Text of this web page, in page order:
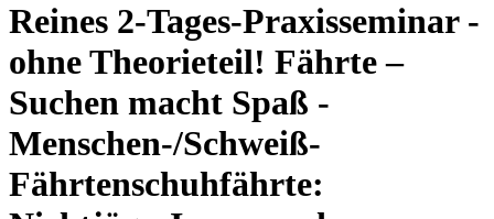
Reines 2-Tages-Praxisseminar -
ohne Theorieteil! Fährte –
Suchen macht Spaß -
Menschen-/Schweiß-
Fährtenschuhfährte: